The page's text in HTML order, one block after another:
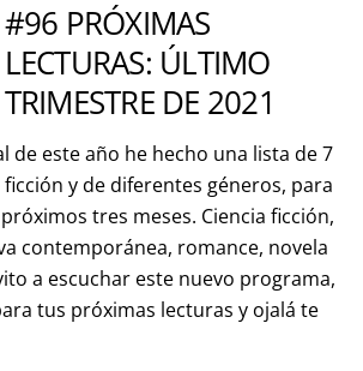
#96 PRÓXIMAS
LECTURAS: ÚLTIMO
TRIMESTRE DE 2021
de este año he hecho una lista de 7
y de diferentes géneros, para
tres meses. Ciencia ficción,
contemporánea, romance, novela
a escuchar este nuevo programa,
tus próximas lecturas y ojalá te